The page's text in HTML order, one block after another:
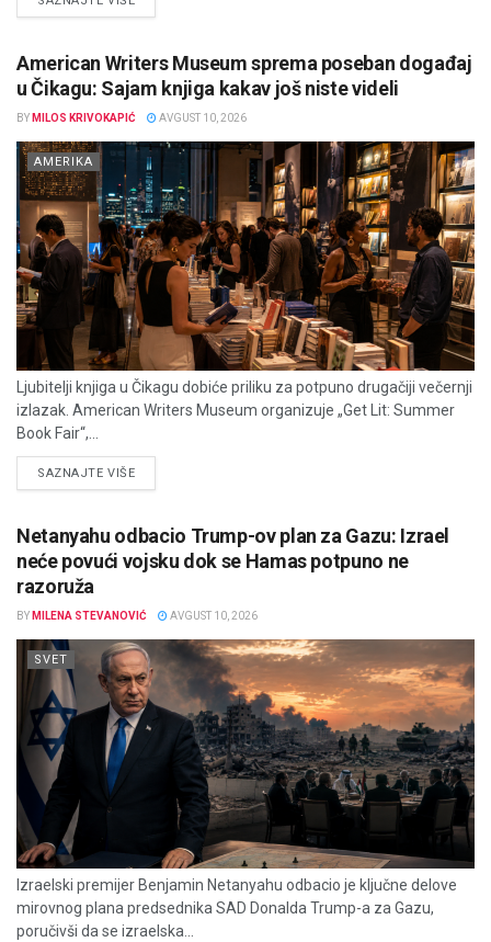
American Writers Museum sprema poseban događaj
u Čikagu: Sajam knjiga kakav još niste videli
BY MILOS KRIVOKAPIĆ AVGUST 10, 2026
AMERIKA
Ljubitelji knjiga u Čikagu dobiće priliku za potpuno drugačiji večernji
izlazak. American Writers Museum organizuje „Get Lit: Summer
Book Fair“,...
SAZNAJTE VIŠEDETAILS
Netanyahu odbacio Trump-ov plan za Gazu: Izrael
neće povući vojsku dok se Hamas potpuno ne
razoruža
BY MILENA STEVANOVIĆ AVGUST 10, 2026
SVET
Izraelski premijer Benjamin Netanyahu odbacio je ključne delove
mirovnog plana predsednika SAD Donalda Trump-a za Gazu,
poručivši da se izraelska...